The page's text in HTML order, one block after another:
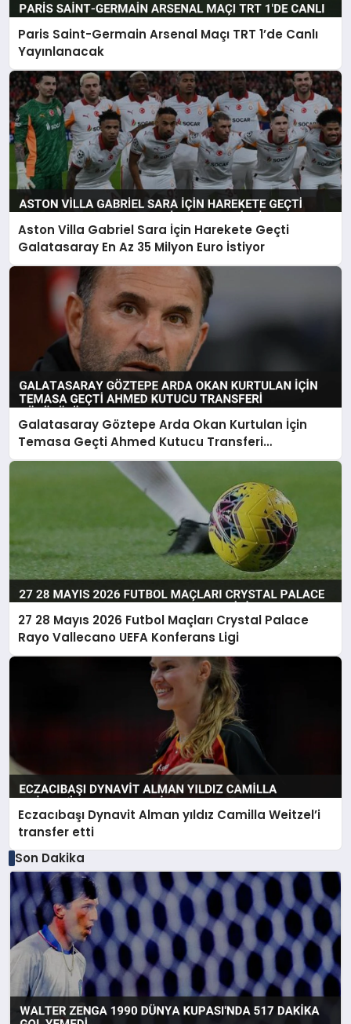
Paris Saint-Germain Arsenal Maçı TRT 1’de Canlı
Yayınlanacak
Aston Villa Gabriel Sara İçin Harekete Geçti
Galatasaray En Az 35 Milyon Euro İstiyor
Galatasaray Göztepe Arda Okan Kurtulan İçin
Temasa Geçti Ahmed Kutucu Transferi
Görüşülüyor
27 28 Mayıs 2026 Futbol Maçları Crystal Palace
Rayo Vallecano UEFA Konferans Ligi
Eczacıbaşı Dynavit Alman yıldız Camilla Weitzel’i
transfer etti
Son Dakika